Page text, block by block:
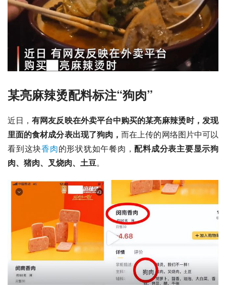
某亮麻辣烫配料标注“狗肉”
近日，有网友反映在外卖平台中购买的某亮麻辣烫时，发现
里面的食材成分表出现了狗肉，而在上传的网络图片中可以
看到这块香肉的形状犹如午餐肉 ，配料成分表主要显示狗
肉、猪肉、 叉烧肉、土豆。